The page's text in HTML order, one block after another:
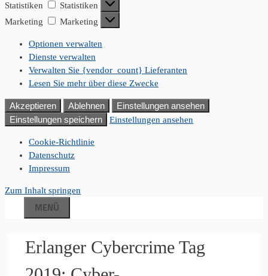
Statistiken
Statistiken
Marketing
Marketing
Optionen verwalten
Dienste verwalten
Verwalten Sie {vendor_count} Lieferanten
Lesen Sie mehr über diese Zwecke
Akzeptieren Ablehnen
Einstellungen ansehen
Einstellungen speichern
Einstellungen ansehen
Cookie-Richtlinie
Datenschutz
Impressum
Zum Inhalt springen
MENÜ
Erlanger Cybercrime Tag